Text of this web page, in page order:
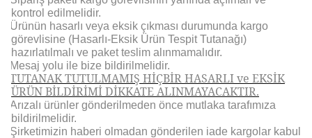
kontrol edilmelidir.
Ürünün hasarlı veya eksik çıkması durumunda kargo
görevlisine (Hasarlı-Eksik Ürün Tespit Tutanağı)
hazırlatılmalı ve paket teslim alınmamalıdır.
Mesaj yolu ile bize bildirilmelidir.
TUTANAK TUTULMAMIŞ HİÇBİR HASARLI ve EKSİK
ÜRÜN BİLDİRİMİ DİKKATE ALINMAYACAKTIR.
Arızalı ürünler gönderilmeden önce mutlaka tarafımıza
bildirilmelidir.
Şirketimizin haberi olmadan gönderilen iade kargolar kabul